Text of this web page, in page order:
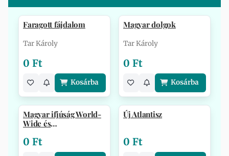
Faragott fájdalom
Tar Károly
0 Ft
Kosárba
Magyar dolgok
Tar Károly
0 Ft
Kosárba
Magyar ifjúság World-
Wide és
0 Ft
Új Atlantisz
0 Ft